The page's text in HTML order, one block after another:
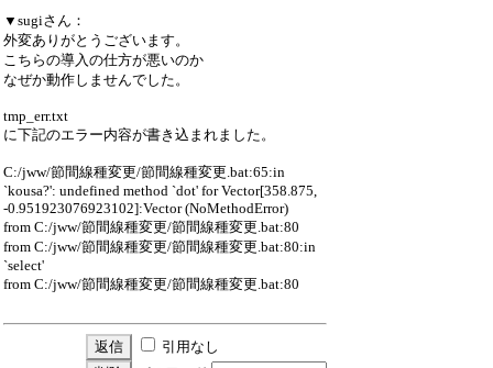
▼sugiさん：
外変ありがとうございます。
こちらの導入の仕方が悪いのか
なぜか動作しませんでした。
tmp_err.txt
に下記のエラー内容が書き込まれました。
C:/jww/節間線種変更/節間線種変更.bat:65:in
`kousa?': undefined method `dot' for Vector[358.875,
-0.951923076923102]:Vector (NoMethodError)
from C:/jww/節間線種変更/節間線種変更.bat:80
from C:/jww/節間線種変更/節間線種変更.bat:80:in
`select'
from C:/jww/節間線種変更/節間線種変更.bat:80
引用なし